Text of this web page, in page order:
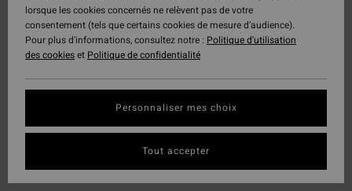
lorsque les cookies concernés ne relèvent pas de votre
consentement (tels que certains cookies de mesure d’audience).
Pour plus d'informations, consultez notre : Politique d'utilisation
des cookieset Politique de confidentialité
Personnaliser mes choix
Tout accepter